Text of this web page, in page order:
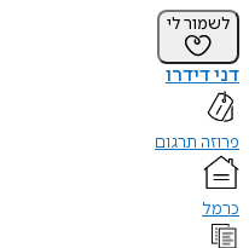
לשמור לי
דני דידרו
פרוזה תרגום
כרמל